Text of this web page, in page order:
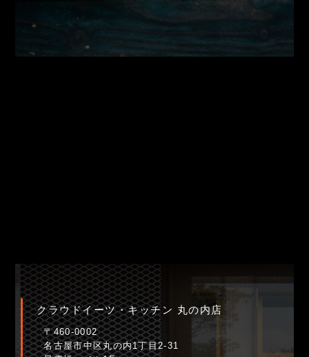
クラウドイーツ・キッチン 丸の内店
〒460-0002
名古屋市中区丸の内1丁目2-31